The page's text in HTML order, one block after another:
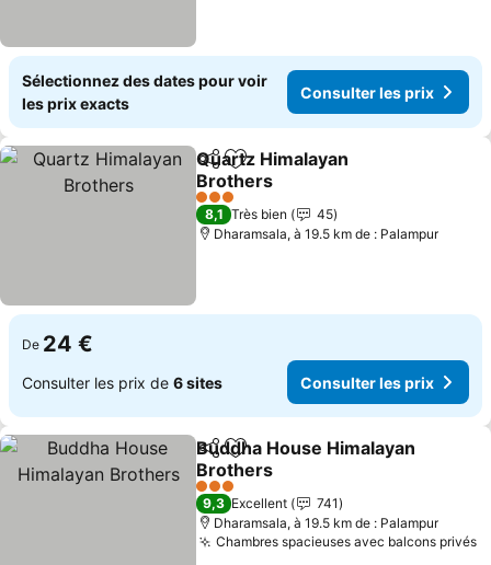
Sélectionnez des dates pour voir
les prix exacts
Consulter les prix
PartagerAjouter à mes favoris
Quartz Himalayan
Brothers
Consulter les prix
3 Étoiles
8,1 Très bien
45
Dharamsala, à 19.5 km de : Palampur
De 24 €
Consulter les prix de 6 sites Consulter les prix
PartagerAjouter à mes favoris
Buddha House Himalayan
Brothers
Consulter les prix
3 Étoiles
9,3 Excellent
741
Dharamsala, à 19.5 km de : Palampur
Chambres spacieuses avec balcons privés